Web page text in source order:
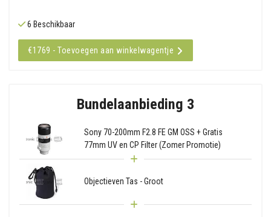
6 Beschikbaar
€1769 - Toevoegen aan winkelwagentje
Bundelaanbieding 3
Sony 70-200mm F2.8 FE GM OSS + Gratis
77mm UV en CP Filter (Zomer Promotie)
Objectieven Tas - Groot